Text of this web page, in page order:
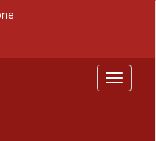
Toggle